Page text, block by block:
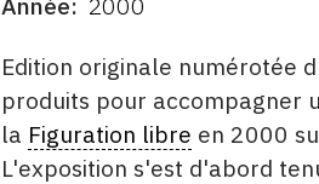
DATE
DESCRITPTION
Edition originale numérotée
produits pour accompagner
la Figuration libre en 2000
L'exposition s'est d'abord